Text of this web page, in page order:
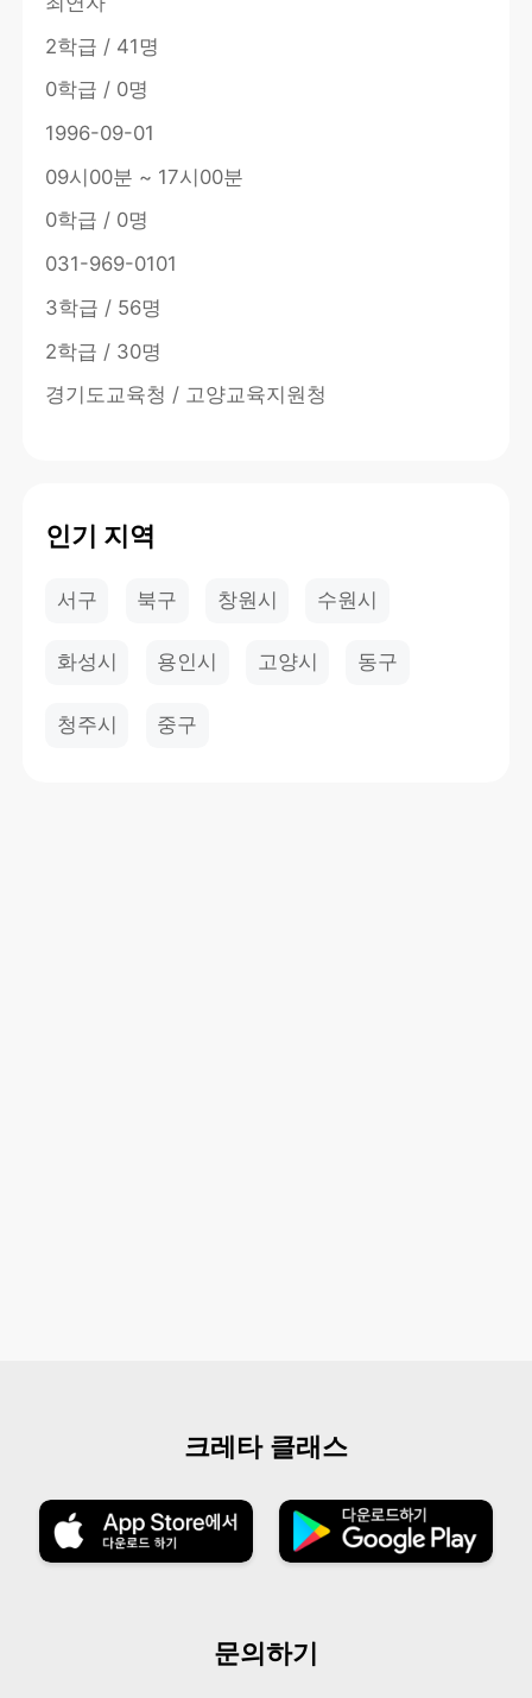
2학급 / 41명
0학급 / 0명
1996-09-01
09시00분 ~ 17시00분
0학급 / 0명
031-969-0101
3학급 / 56명
2학급 / 30명
경기도교육청 / 고양교육지원청
인기 지역
서구 북구 창원시 수원시
화성시 용인시 고양시 동구
청주시 중구
크레타 클래스
문의하기